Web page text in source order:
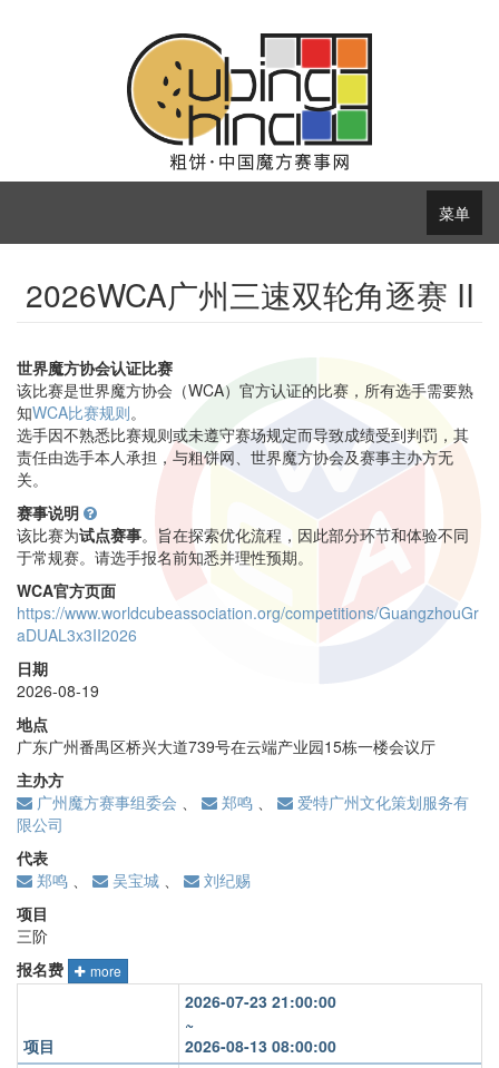
菜单
2026WCA广州三速双轮角逐赛 II
世界魔方协会认证比赛
该比赛是世界魔方协会（WCA）官方认证的比赛，所有选手需要熟
知WCA比赛规则。
选手因不熟悉比赛规则或未遵守赛场规定而导致成绩受到判罚，其
责任由选手本人承担，与粗饼网、世界魔方协会及赛事主办方无
关。
赛事说明
该比赛为试点赛事。旨在探索优化流程，因此部分环节和体验不同
于常规赛。请选手报名前知悉并理性预期。
WCA官方页面
https://www.worldcubeassociation.org/competitions/GuangzhouGr
aDUAL3x3II2026
日期
2026-08-19
地点
广东广州番禺区桥兴大道739号在云端产业园15栋一楼会议厅
主办方
广州魔方赛事组委会
郑鸣
爱特广州文化策划服务有
限公司
代表
郑鸣
吴宝城
刘纪赐
项目
三阶
报名费
more
项目
2026-07-23 21:00:00
~
2026-08-13 08:00:00